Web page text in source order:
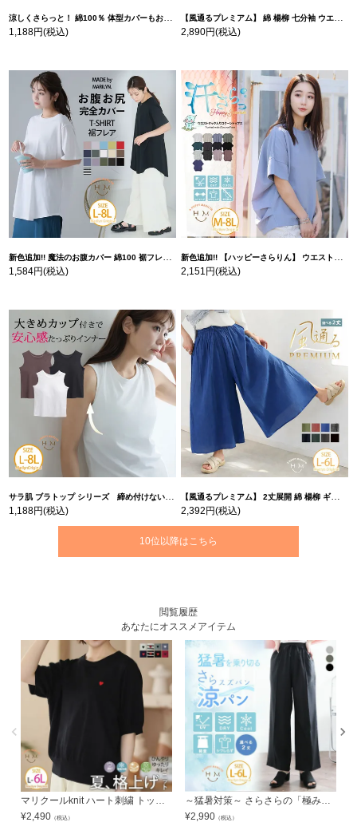
涼しくさらっと！ 綿100％ 体型カバーもお洒落も叶える 風合いコットン ゆるシルエット ドルマン | 大きいサイズの通販ならハッピーマリリン
1,188円(税込)
【風通るプレミアム】 綿 楊柳 七分袖 ウエストギャザー ブラウス | 大きいサイズの通販ならハッピーマリリン
2,890円(税込)
新色追加!! 魔法のお腹カバー 綿100 裾フレア Tシャツ | 大きいサイズの通販ならハッピーマリリン
1,584円(税込)
新色追加!! 【ハッピーさらりん】 ウエストタック入り スッキリ魅せ コクーントップス | 大きいサイズの通販ならハッピーマリリン
2,151円(税込)
サラ肌 ブラトップ シリーズ 締め付けない リブ タンクトップ | 大きいサイズの通販ならハッピーマリリン
1,188円(税込)
【風通るプレミアム】 2丈展開 綿 楊柳 ギャザー フレア スカンツ 【ウェストゴム】 | 大きいサイズの通販ならハッピーマリリン
2,392円(税込)
10位以降はこちら
閲覧履歴
あなたにオススメアイテム
¥2,490 （税込）
¥2,990 （税込）